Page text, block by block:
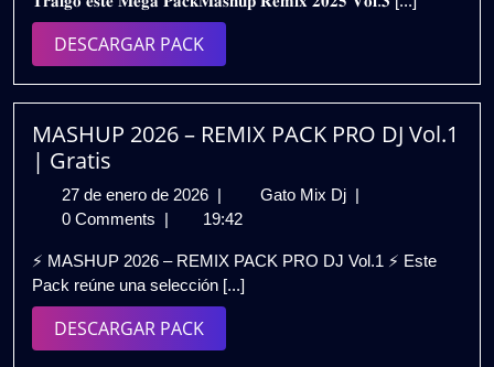
2025
–
DESCARGAR PACKDESCARGAR
PACK
MASHUP 2026 – REMIX PACK PRO DJ Vol.1
| Gratis
27 de enero de 2026 27
de
de
2026
| Gato Mix Dj MASHUP
REMIX
|
0 Comments | 19:42
⚡ MASHUP 2026 – REMIX PACK PRO DJ Vol.1 ⚡ Este
Pack reúne una selección [...]
DESCARGAR PACKDESCARGAR
PACK